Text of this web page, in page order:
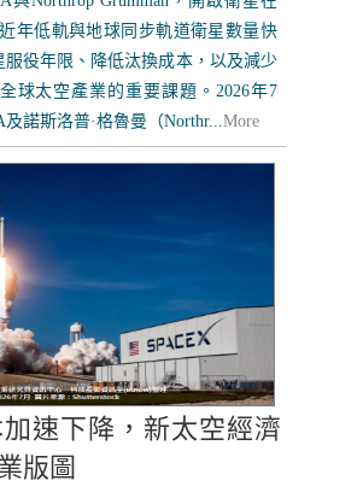
年低軌與地球同步軌道衛星數量快
役年限、降低汰換成本，以及減少
球太空產業的重要課題。2026年7
諾斯洛普·格魯曼（Northr...More
速下降，新太空經濟
版圖